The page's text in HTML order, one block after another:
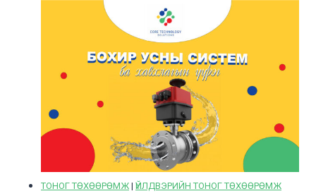
ТОНОГ ТӨХӨӨРӨМЖ | ҮЙЛДВЭРИЙН ТОНОГ ТӨХӨӨРӨМЖ